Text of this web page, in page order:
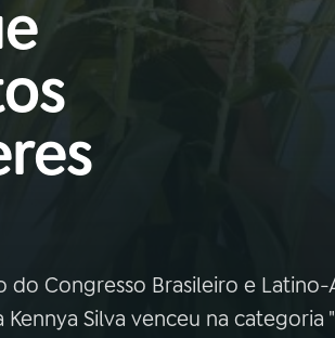
Congresso Brasileiro e
Silva venceu na categoria